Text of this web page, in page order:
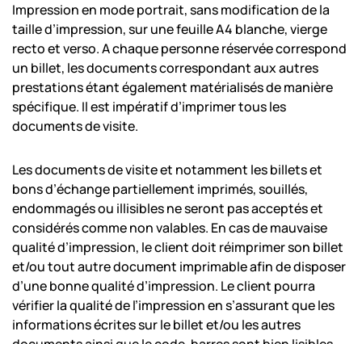
Impression en mode portrait, sans modification de la
taille d’impression, sur une feuille A4 blanche, vierge
recto et verso. A chaque personne réservée correspond
un billet, les documents correspondant aux autres
prestations étant également matérialisés de manière
spécifique. Il est impératif d’imprimer tous les
documents de visite.
Les documents de visite et notamment les billets et
bons d’échange partiellement imprimés, souillés,
endommagés ou illisibles ne seront pas acceptés et
considérés comme non valables. En cas de mauvaise
qualité d’impression, le client doit réimprimer son billet
et/ou tout autre document imprimable afin de disposer
d’une bonne qualité d’impression. Le client pourra
vérifier la qualité de l’impression en s’assurant que les
informations écrites sur le billet et/ou les autres